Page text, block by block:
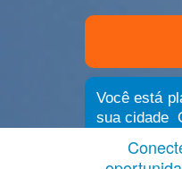
Você está
sua cidade